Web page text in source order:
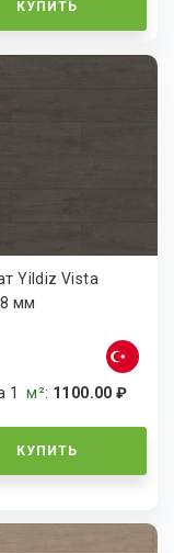
КУПИТЬ
Yildiz Vista
8 мм
1м²: 1100.00 ₽
КУПИТЬ